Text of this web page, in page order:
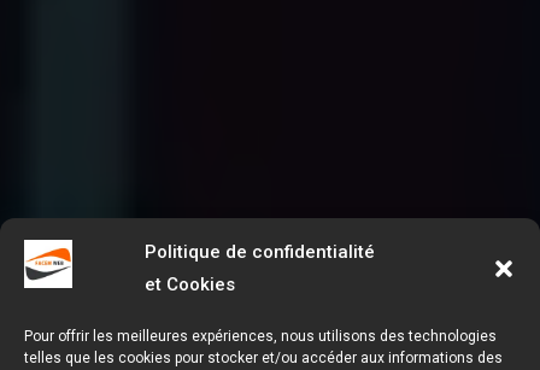
Politique de confidentialité
et Cookies
Pour offrir les meilleures expériences, nous utilisons des technologies
telles que les cookies pour stocker et/ou accéder aux informations des